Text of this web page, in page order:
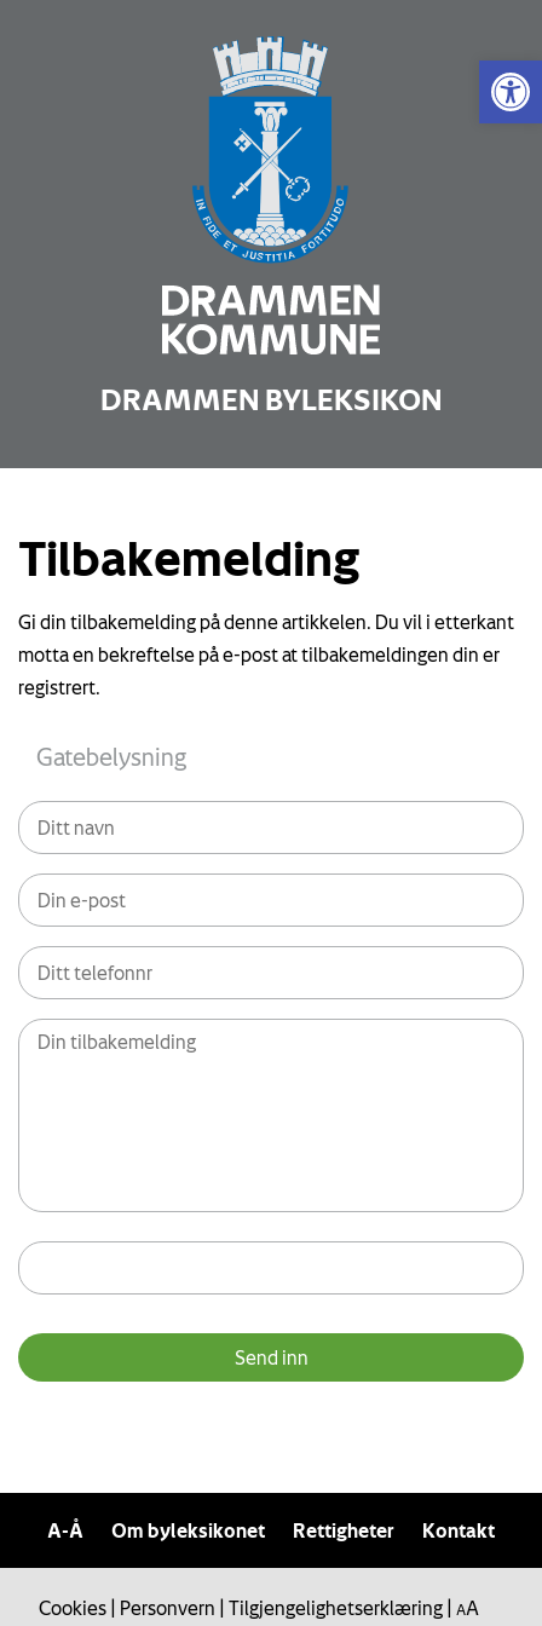
Vis
DRAMMEN BYLEKSIKON
Tilbakemelding
Gi din tilbakemelding på denne artikkelen. Du vil i etterkant
motta en bekreftelse på e-post at tilbakemeldingen din er
registrert.
A-Å Om byleksikonet Rettigheter Kontakt
Cookies Personvern Tilgjengelighetserklæring AA